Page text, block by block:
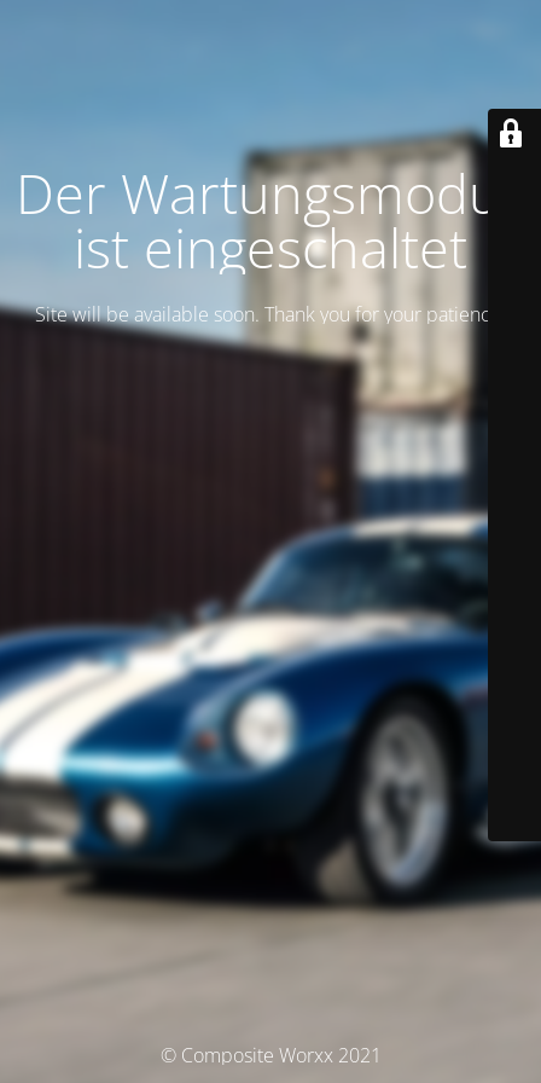
Der Wartungsmodus
ist eingeschaltet
Site will be available soon. Thank you for your patience!
© Composite Worxx 2021